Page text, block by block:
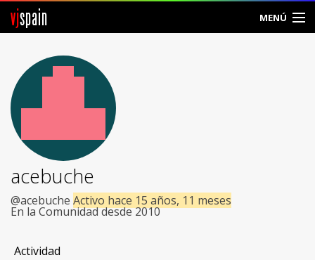
vjspain MENÚ
Foros
Noticias
Vjspain
Ayuda
Contacto
Entrar
acebuche
@acebuche Activo hace 15 años, 11 meses
En la Comunidad desde 2010
Actividad